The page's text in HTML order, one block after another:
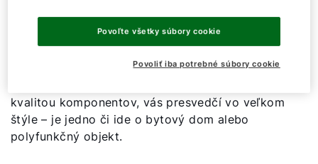
Špeciálne vyvinutý pre náročné úlohy: Nový plynový
kondenzačný kotol CGB-2-75/100, od firmy WOLF, s
projekty s väčším rozsahom výkonu. Vybavený
kvalitou komponentov, vás presvedčí vo veľkom
štýle – je jedno či ide o bytový dom alebo
polyfunkčný objekt.
Povoliť iba potrebné súbory cookie
Povoľte všetky súbory cookie